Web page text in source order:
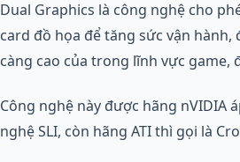
Dual Graphics là công nghệ cho
card đồ họa để tăng sức vận hành,
càng cao của trong lĩnh vực game,
Công nghệ này được hãng nVIDIA
nghệ SLI, còn hãng ATI thì gọi là